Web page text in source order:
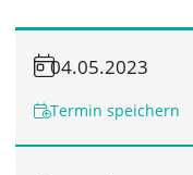
04.05.2023
Termin speichern